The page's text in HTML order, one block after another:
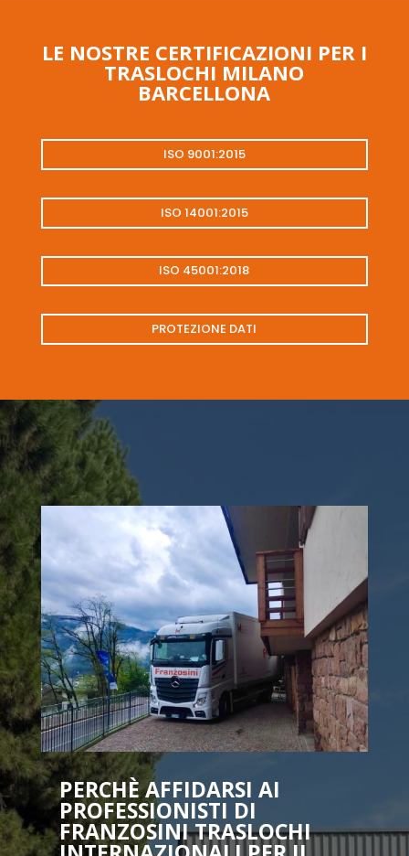
LE NOSTRE CERTIFICAZIONI PER I
TRASLOCHI MILANO
BARCELLONA
ISO 9001:2015
ISO 14001:2015
ISO 45001:2018
PROTEZIONE DATI
PERCHÈ AFFIDARSI AI
PROFESSIONISTI DI
FRANZOSINI TRASLOCHI